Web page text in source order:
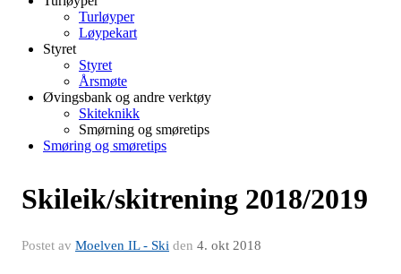
Turløyper
Løypekart
Styret
Styret
Årsmøte
Øvingsbank og andre verktøy
Skiteknikk
Smørning og smøretips
Smøring og smøretips
Skileik/skitrening 2018/2019
Postet av Moelven IL - Ski den 4. okt 2018